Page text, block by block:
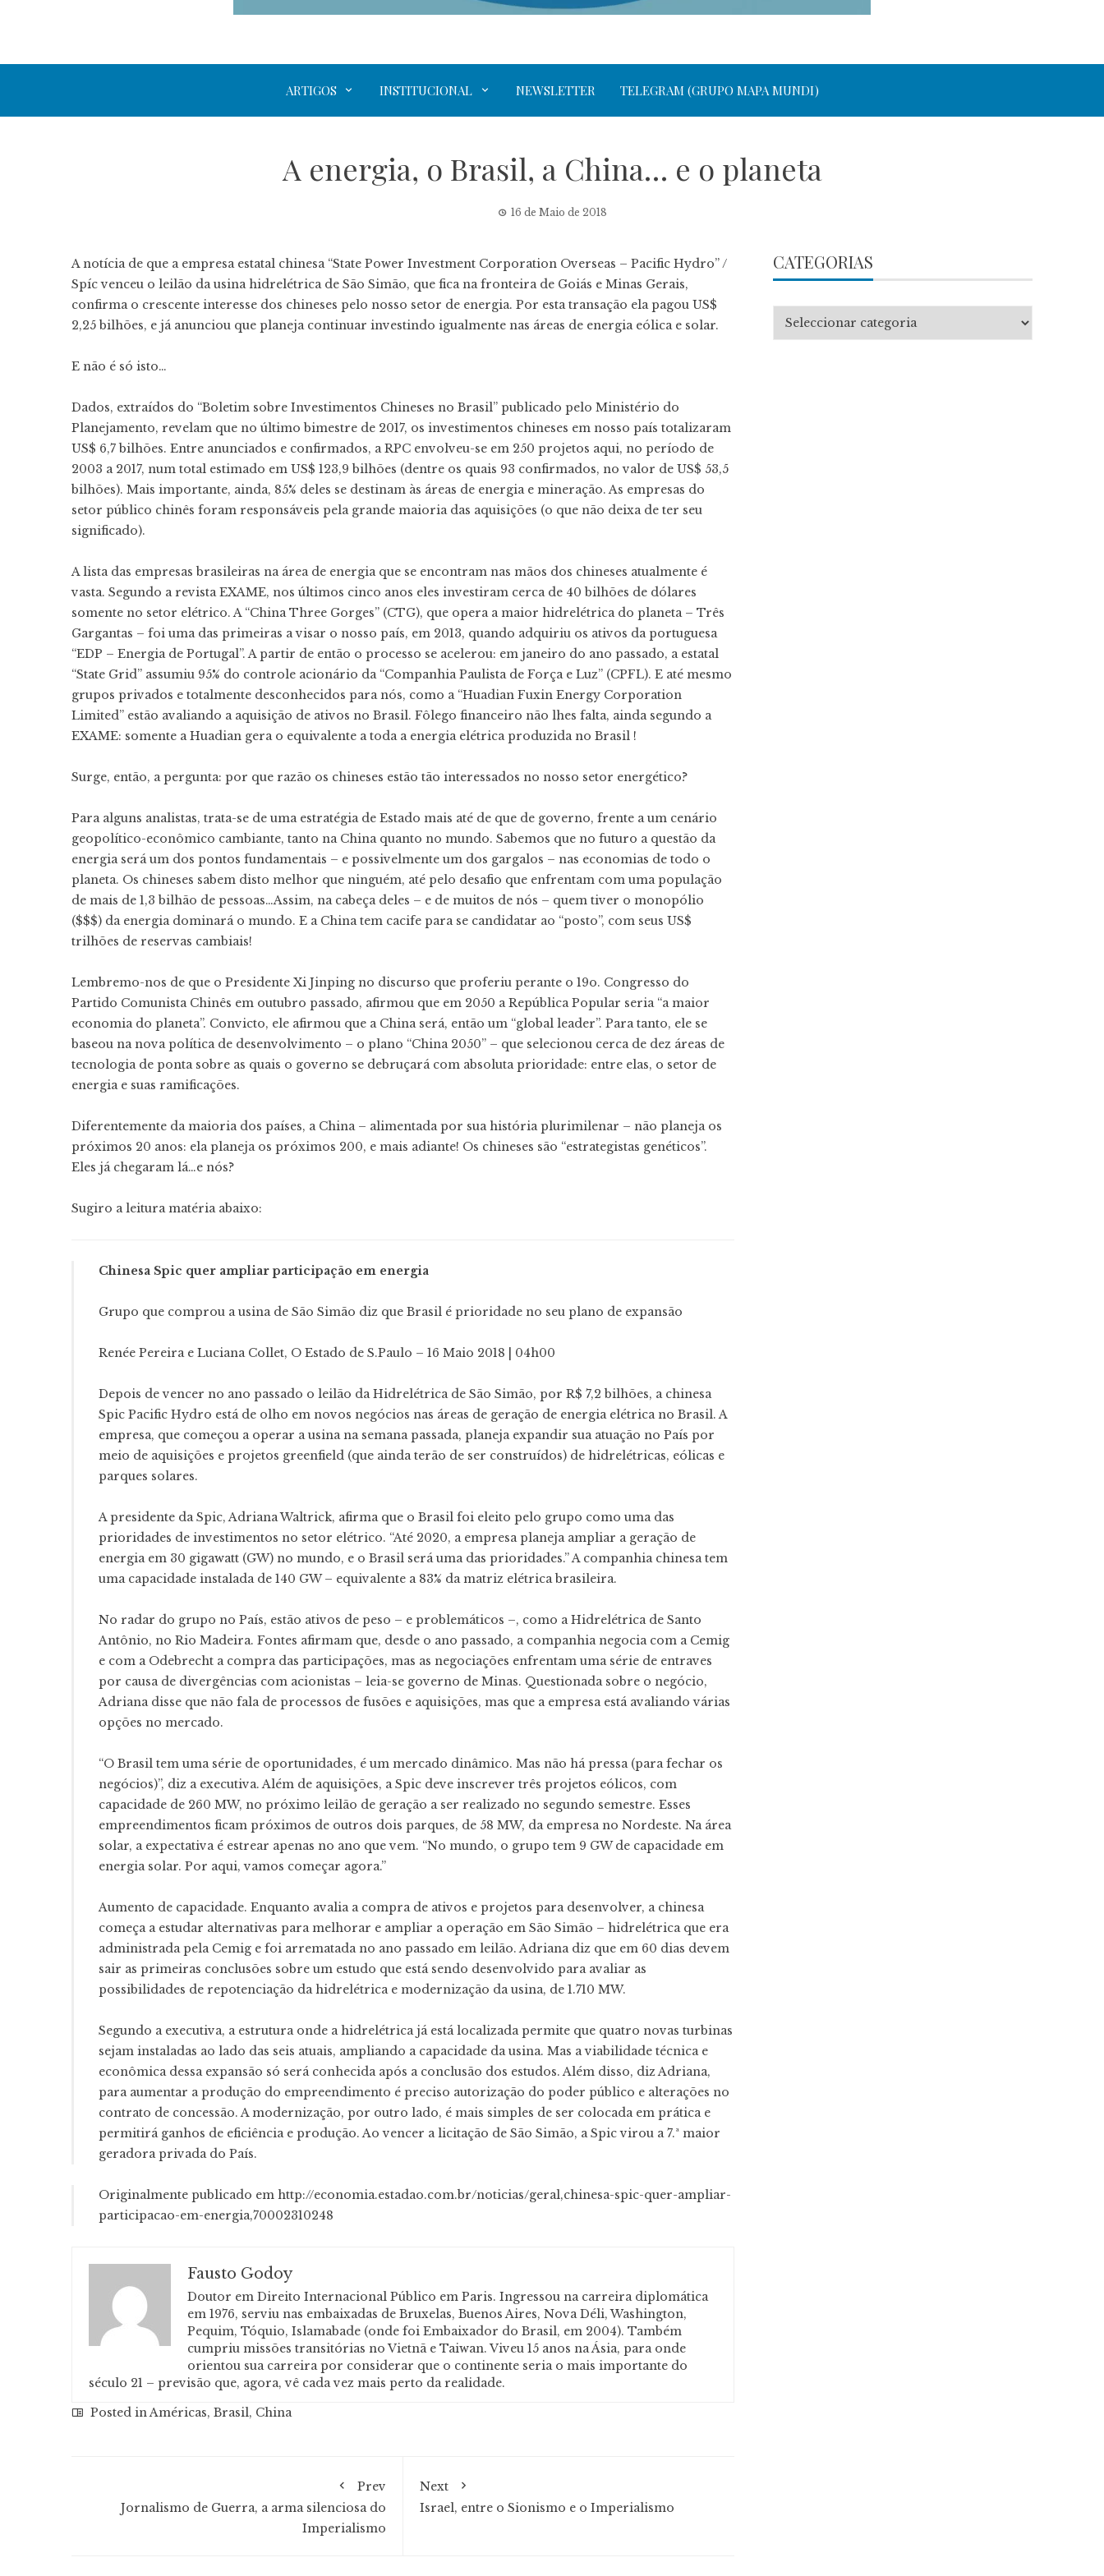
ARTIGOS INSTITUCIONAL NEWSLETTER TELEGRAM (GRUPO MAPA MUNDI)
A energia, o Brasil, a China… e o planeta
16 de Maio de 2018
A notícia de que a empresa estatal chinesa “State Power Investment Corporation Overseas – Pacific Hydro” /
Spíc venceu o leilão da usina hidrelétrica de São Simão, que fica na fronteira de Goiás e Minas Gerais,
confirma o crescente interesse dos chineses pelo nosso setor de energia. Por esta transação ela pagou US$
2,25 bilhões, e já anunciou que planeja continuar investindo igualmente nas áreas de energia eólica e solar.
E não é só isto…
Dados, extraídos do “Boletim sobre Investimentos Chineses no Brasil” publicado pelo Ministério do
Planejamento, revelam que no último bimestre de 2017, os investimentos chineses em nosso país totalizaram
US$ 6,7 bilhões. Entre anunciados e confirmados, a RPC envolveu-se em 250 projetos aqui, no período de
2003 a 2017, num total estimado em US$ 123,9 bilhões (dentre os quais 93 confirmados, no valor de US$ 53,5
bilhões). Mais importante, ainda, 85% deles se destinam às áreas de energia e mineração. As empresas do
setor público chinês foram responsáveis pela grande maioria das aquisições (o que não deixa de ter seu
significado).
A lista das empresas brasileiras na área de energia que se encontram nas mãos dos chineses atualmente é
vasta. Segundo a revista EXAME, nos últimos cinco anos eles investiram cerca de 40 bilhões de dólares
somente no setor elétrico. A “China Three Gorges” (CTG), que opera a maior hidrelétrica do planeta – Três
Gargantas – foi uma das primeiras a visar o nosso país, em 2013, quando adquiriu os ativos da portuguesa
“EDP – Energia de Portugal”. A partir de então o processo se acelerou: em janeiro do ano passado, a estatal
“State Grid” assumiu 95% do controle acionário da “Companhia Paulista de Força e Luz” (CPFL). E até mesmo
grupos privados e totalmente desconhecidos para nós, como a “Huadian Fuxin Energy Corporation
Limited” estão avaliando a aquisição de ativos no Brasil. Fôlego financeiro não lhes falta, ainda segundo a
EXAME: somente a Huadian gera o equivalente a toda a energia elétrica produzida no Brasil !
Surge, então, a pergunta: por que razão os chineses estão tão interessados no nosso setor energético?
Para alguns analistas, trata-se de uma estratégia de Estado mais até de que de governo, frente a um cenário
geopolítico-econômico cambiante, tanto na China quanto no mundo. Sabemos que no futuro a questão da
energia será um dos pontos fundamentais – e possivelmente um dos gargalos – nas economias de todo o
planeta. Os chineses sabem disto melhor que ninguém, até pelo desafio que enfrentam com uma população
de mais de 1,3 bilhão de pessoas…Assim, na cabeça deles – e de muitos de nós – quem tiver o monopólio
($$$) da energia dominará o mundo. E a China tem cacife para se candidatar ao “posto”, com seus US$
trilhões de reservas cambiais!
Lembremo-nos de que o Presidente Xi Jinping no discurso que proferiu perante o 19o. Congresso do
Partido Comunista Chinês em outubro passado, afirmou que em 2050 a República Popular seria “a maior
economia do planeta”. Convicto, ele afirmou que a China será, então um “global leader”. Para tanto, ele se
baseou na nova política de desenvolvimento – o plano “China 2050” – que selecionou cerca de dez áreas de
tecnologia de ponta sobre as quais o governo se debruçará com absoluta prioridade: entre elas, o setor de
energia e suas ramificações.
Diferentemente da maioria dos países, a China – alimentada por sua história plurimilenar – não planeja os
próximos 20 anos: ela planeja os próximos 200, e mais adiante! Os chineses são “estrategistas genéticos”.
Eles já chegaram lá…e nós?
Sugiro a leitura matéria abaixo:
Chinesa Spic quer ampliar participação em energia
Grupo que comprou a usina de São Simão diz que Brasil é prioridade no seu plano de expansão
Renée Pereira e Luciana Collet, O Estado de S.Paulo – 16 Maio 2018 | 04h00
Depois de vencer no ano passado o leilão da Hidrelétrica de São Simão, por R$ 7,2 bilhões, a chinesa
Spic Pacific Hydro está de olho em novos negócios nas áreas de geração de energia elétrica no Brasil. A
empresa, que começou a operar a usina na semana passada, planeja expandir sua atuação no País por
meio de aquisições e projetos greenfield (que ainda terão de ser construídos) de hidrelétricas, eólicas e
parques solares.
A presidente da Spic, Adriana Waltrick, afirma que o Brasil foi eleito pelo grupo como uma das
prioridades de investimentos no setor elétrico. “Até 2020, a empresa planeja ampliar a geração de
energia em 30 gigawatt (GW) no mundo, e o Brasil será uma das prioridades.” A companhia chinesa tem
uma capacidade instalada de 140 GW – equivalente a 83% da matriz elétrica brasileira.
No radar do grupo no País, estão ativos de peso – e problemáticos –, como a Hidrelétrica de Santo
Antônio, no Rio Madeira. Fontes afirmam que, desde o ano passado, a companhia negocia com a Cemig
e com a Odebrecht a compra das participações, mas as negociações enfrentam uma série de entraves
por causa de divergências com acionistas – leia-se governo de Minas. Questionada sobre o negócio,
Adriana disse que não fala de processos de fusões e aquisições, mas que a empresa está avaliando várias
opções no mercado.
“O Brasil tem uma série de oportunidades, é um mercado dinâmico. Mas não há pressa (para fechar os
negócios)”, diz a executiva. Além de aquisições, a Spic deve inscrever três projetos eólicos, com
capacidade de 260 MW, no próximo leilão de geração a ser realizado no segundo semestre. Esses
empreendimentos ficam próximos de outros dois parques, de 58 MW, da empresa no Nordeste. Na área
solar, a expectativa é estrear apenas no ano que vem. “No mundo, o grupo tem 9 GW de capacidade em
energia solar. Por aqui, vamos começar agora.”
Aumento de capacidade. Enquanto avalia a compra de ativos e projetos para desenvolver, a chinesa
começa a estudar alternativas para melhorar e ampliar a operação em São Simão – hidrelétrica que era
administrada pela Cemig e foi arrematada no ano passado em leilão. Adriana diz que em 60 dias devem
sair as primeiras conclusões sobre um estudo que está sendo desenvolvido para avaliar as
possibilidades de repotenciação da hidrelétrica e modernização da usina, de 1.710 MW.
Segundo a executiva, a estrutura onde a hidrelétrica já está localizada permite que quatro novas turbinas
sejam instaladas ao lado das seis atuais, ampliando a capacidade da usina. Mas a viabilidade técnica e
econômica dessa expansão só será conhecida após a conclusão dos estudos. Além disso, diz Adriana,
para aumentar a produção do empreendimento é preciso autorização do poder público e alterações no
contrato de concessão. A modernização, por outro lado, é mais simples de ser colocada em prática e
permitirá ganhos de eficiência e produção. Ao vencer a licitação de São Simão, a Spic virou a 7.ª maior
geradora privada do País.
Originalmente publicado em http://economia.estadao.com.br/noticias/geral,chinesa-spic-quer-ampliar-
participacao-em-energia,70002310248
Fausto Godoy
Doutor em Direito Internacional Público em Paris. Ingressou na carreira diplomática
em 1976, serviu nas embaixadas de Bruxelas, Buenos Aires, Nova Déli, Washington,
Pequim, Tóquio, Islamabade (onde foi Embaixador do Brasil, em 2004). Também
cumpriu missões transitórias no Vietnã e Taiwan. Viveu 15 anos na Ásia, para onde
orientou sua carreira por considerar que o continente seria o mais importante do
século 21 – previsão que, agora, vê cada vez mais perto da realidade.
Posted inAméricas, Brasil, China
Prev
Jornalismo de Guerra, a arma silenciosa do
Imperialismo
Next
Israel, entre o Sionismo e o Imperialismo
CATEGORIAS
Categorias